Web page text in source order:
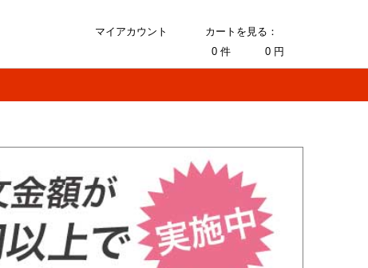
マイアカウント
カートを見る：
0 件 0 円